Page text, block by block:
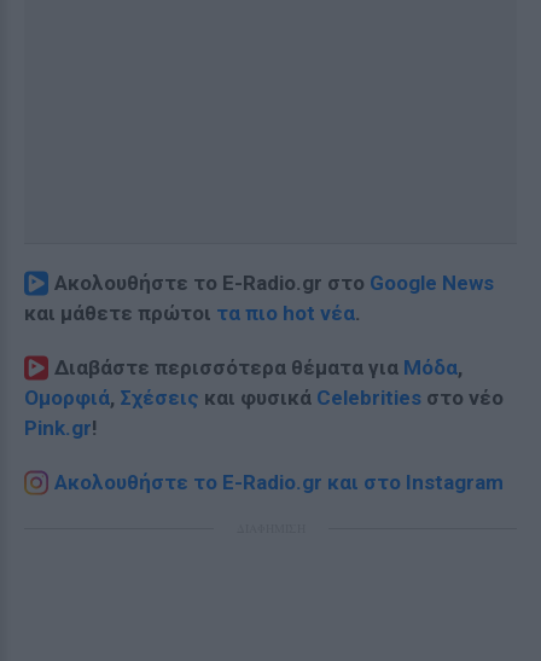
Ακολουθήστε το E-Radio.gr στο Google News
και μάθετε πρώτοι τα πιο hot νέα.
Διαβάστε περισσότερα θέματα για Μόδα,
Ομορφιά, Σχέσεις και φυσικά Celebrities στο νέο
Pink.gr!
Ακολουθήστε το E-Radio.gr και στο Instagram